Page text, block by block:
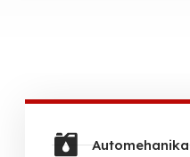
Automehanika